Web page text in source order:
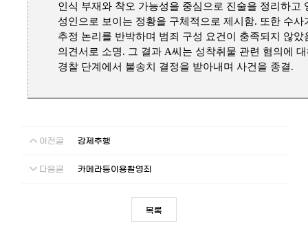
인식 부재와 착오 가능성을 중심으로 진술을 정리하고
성인으로 보이는 정황을 구체적으로 제시함. 또한 수사
추정 논리를 반박하며 범죄 구성 요건이 충족되지 않았
의견서로 소명. 그 결과 A씨는 성착취물 관련 혐의에
경찰 단계에서 불송치 결정을 받아내며 사건을 종결.
이전글 강제추행
다음글 카메라등이용촬영죄
목록